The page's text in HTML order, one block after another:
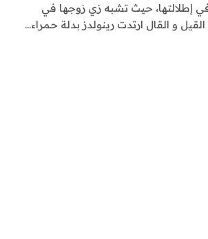
إطلالتها، حيث تشبه زي زوجها في
و القال ارتدت رينولدز بدلة حمراء…